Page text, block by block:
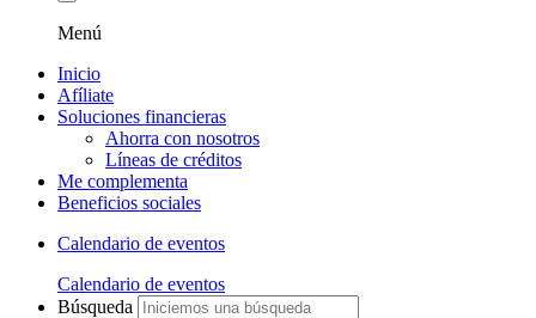
Menú
Inicio
Afíliate
Soluciones financieras
Ahorra con nosotros
Líneas de créditos
Me complementa
Beneficios sociales
Calendario de eventos
Calendario de eventos
Búsqueda